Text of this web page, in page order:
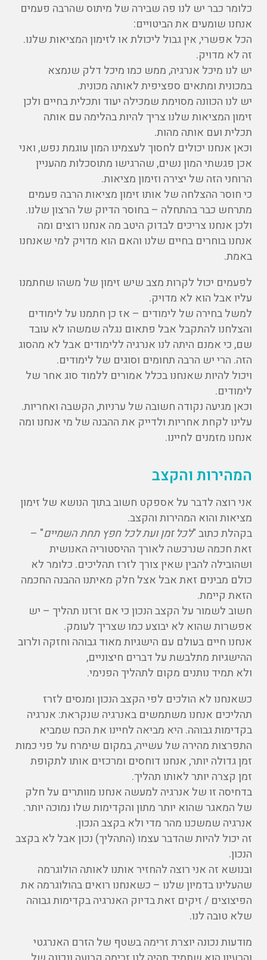
כלומר כבר יש לנו פה שבירה של מיתוס שהרבה פעמים
אנחנו שומעים את הביטויים:
הכל אפשרי, אין גבול ליכולת או לזימון המציאות שלנו.
זה לא מדויק.
יש לנו מיכל אנרגיה, ממש כמו מיכל דלק שנמצא
במכונית ומתאים ספציפית לאותה מכונית.
יש לנו הכוונה מסוימת שמכילה יעוד ותכלית בחיים ולכן
זימון המציאות שלנו צריך להיות בהלימה עם אותה
תכלית ועם אותה מהות.
וכאן אנחנו יכולים לחסוך לעצמינו המון עוגמת נפש, ואני
אכן פגשתי המון נשים, שהרגישו מתוסכלות מהעניין
הרוחני הזה של יצירה וזימון מציאות.
כי חוסר ההצלחה של אותו זימון מציאות הרבה פעמים
מתרחש כבר בהתחלה – בחוסר הדיוק של הרצון שלנו.
ולכן אנחנו צריכים לבדוק היטב מה אנחנו רוצים ומה
אנחנו בוחרים בחיים שלנו והאם הוא מדויק למי שאנחנו
באמת.
לפעמים יכול לקרות מצב שיש זימון של משהו שחתמנו
עליו אבל הוא לא מדויק.
למשל בחירה של לימודים – אז כן חתמנו על לימודים
והצלחנו להתקבל אבל פתאום נגלה שמשהו לא עובד
שם, כי אמנם היתה לנו אנרגיה ללימודים אבל לא מהסוג
הזה. הרי יש הרבה תחומים וסוגים של לימודים.
ויכול להיות שאנחנו בכלל אמורים ללמוד סוג אחר של
לימודים.
וכאן מגיעה נקודה חשובה של ערניות, הקשבה ואחריות.
עלינו לקחת אחריות ולדייק את ההבנה של מי אנחנו ומה
אנחנו מזמנים לחיינו.
המהירות והקצב
אני רוצה לדבר על אספקט חשוב בתוך הנושא של זימון
מציאות והוא המהירות והקצב.
בקהלת כתוב "לכל זמן ועת לכל חפץ תחת השמיים" –
זאת חכמה שנרכשה לאורך ההיסטוריה האנושית
ושהובילה להבין שאין צורך לזרז תהליכים. כלומר לא
כולם מבינים זאת אבל אצל חלק מאיתנו ההבנה החכמה
הזאת קיימת.
חשוב לשמור על הקצב הנכון כי אם זרזנו תהליך – יש
אפשרות שהוא לא יבוצע כמו שצריך לעומק.
אנחנו חיים בעולם עם הישגיות מאוד גבוהה וחזקה ולרוב
ההישגיות מתלבשת על דברים חיצוניים,
ולא תמיד נותנים מקום לתהליך הפנימי.
כשאנחנו לא הולכים לפי הקצב הנכון ומנסים לזרז
תהליכים אנחנו משתמשים באנרגיה שנקראת: אנרגיה
בקדימות גבוהה. היא מביאה לחיינו את הכח שמביא
התפרצות מהירה של עשייה, במקום שימרח על פני כמות
זמן גדולה יותר, אנחנו דוחסים ומרכזים אותו לתקופת
זמן קצרה יותר לאותו תהליך.
בדחיסה זו של אנרגיה למעשה אנחנו מוותרים על חלק
של המאגר שהוא יותר מתון והקדימות שלו נמוכה יותר.
אנרגיה שמשכנו מהר מדי ולא בקצב הנכון.
זה יכול להיות שהדבר עצמו (התהליך) נכון אבל לא בקצב
הנכון.
ובנושא זה אני רוצה להחזיר אותנו לאותה הולוגרמה
שהעלינו בדמיון שלנו – כשאנחנו רואים בהולוגרמה את
הפיצוצים / זיקים זאת בדיוק האנרגיה בקדימות גבוהה
שלא טובה לנו.
מודעות נכונה יוצרת זרימה בשטף של הזרם האנרגטי